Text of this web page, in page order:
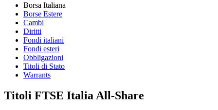
Borsa Italiana
Borse Estere
Cambi
Diritti
Fondi italiani
Fondi esteri
Obbligazioni
Titoli di Stato
Warrants
Titoli FTSE Italia All-Share